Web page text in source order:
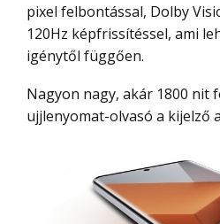
pixel felbontással, Dolby
120Hz képfrissítéssel, ami
igénytől függően.
Nagyon nagy, akár 1800 nit fényerőt is tud és az
ujjlenyomat-olvasó a kijelző